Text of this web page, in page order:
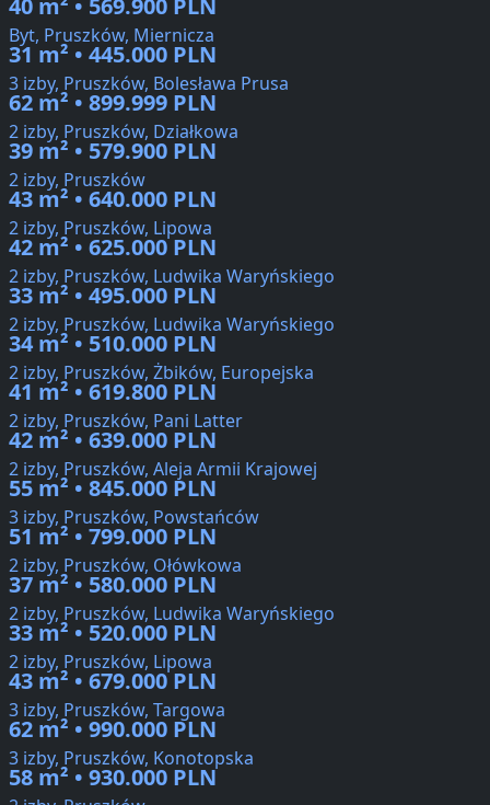
40 m² • 569.900 PLN
Byt, Pruszków, Miernicza
31 m² • 445.000 PLN
3 izby, Pruszków, Bolesława Prusa
62 m² • 899.999 PLN
2 izby, Pruszków, Działkowa
39 m² • 579.900 PLN
2 izby, Pruszków
43 m² • 640.000 PLN
2 izby, Pruszków, Lipowa
42 m² • 625.000 PLN
2 izby, Pruszków, Ludwika Waryńskiego
33 m² • 495.000 PLN
2 izby, Pruszków, Ludwika Waryńskiego
34 m² • 510.000 PLN
2 izby, Pruszków, Żbików, Europejska
41 m² • 619.800 PLN
2 izby, Pruszków, Pani Latter
42 m² • 639.000 PLN
2 izby, Pruszków, Aleja Armii Krajowej
55 m² • 845.000 PLN
3 izby, Pruszków, Powstańców
51 m² • 799.000 PLN
2 izby, Pruszków, Ołówkowa
37 m² • 580.000 PLN
2 izby, Pruszków, Ludwika Waryńskiego
33 m² • 520.000 PLN
2 izby, Pruszków, Lipowa
43 m² • 679.000 PLN
3 izby, Pruszków, Targowa
62 m² • 990.000 PLN
3 izby, Pruszków, Konotopska
58 m² • 930.000 PLN